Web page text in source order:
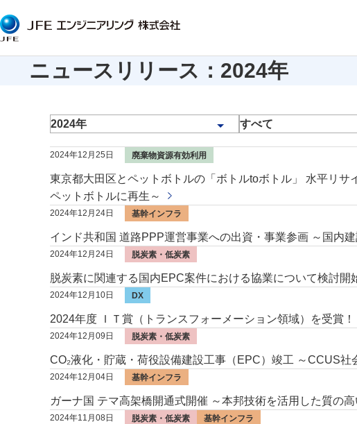
ニュースリリース：2024年
2024年12月25日 廃棄物資源有効利用
東京都大田区とペットボトルの「ボトルtoボトル」 水平リ
ペットボトルに再生～
2024年12月24日 基幹インフラ
インド共和国 道路PPP運営事業への出資・事業参画 ～国内
2024年12月24日 脱炭素・低炭素
脱炭素に関連する国内EPC案件における協業について検討開
2024年12月10日 DX
2024年度 ＩＴ賞（トランスフォーメーション領域）を受賞！
2024年12月09日 脱炭素・低炭素
CO₂液化・貯蔵・荷役設備建設工事（EPC）竣工 ～CCUS
2024年12月04日 基幹インフラ
ガーナ国 テマ高架橋開通式開催 ～本邦技術を活用した質の
2024年11月08日 脱炭素・低炭素 基幹インフラ